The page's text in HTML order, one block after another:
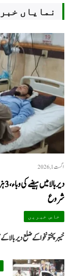
نمایاں
اگست 1, 2026
شروع
خاص خبریں
خیبرپختونخوا کے ضلع دیر